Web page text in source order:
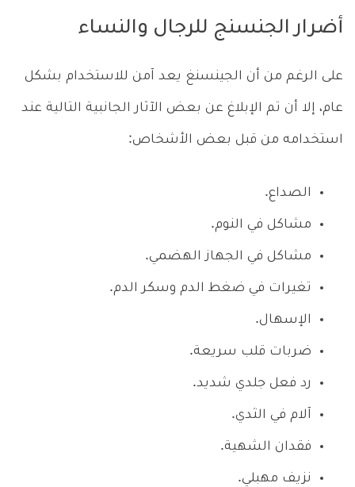
أضرار الجنسنج للرجال والنساء
على الرغم من أن الجينسنغ يعد آمن للاستخدام بشكل
عام، إلا أن تم الإبلاغ عن بعض الآثار الجانبية التالية عند
استخدامه من قبل بعض الأشخاص:
الصداع.
مشاكل في النوم.
مشاكل في الجهاز الهضمي.
تغيرات في ضغط الدم وسكر الدم.
الإسهال.
ضربات قلب سريعة.
رد فعل جلدي شديد.
آلام في الثدي.
فقدان الشهية.
نزيف مهبلي.